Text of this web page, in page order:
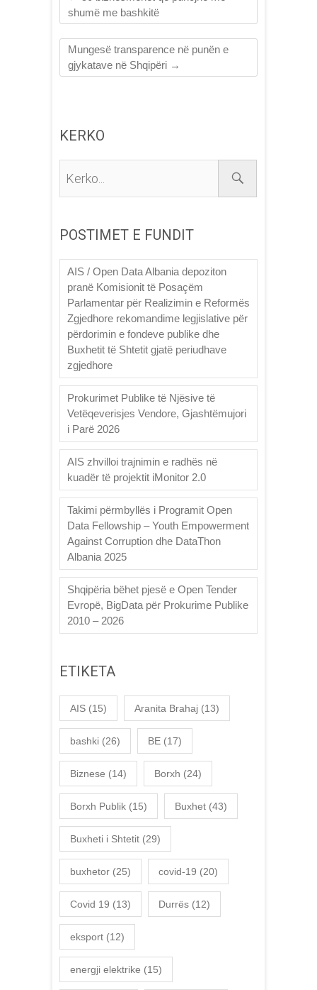
shumë me bashkitë
Mungesë transparence në punën e
gjykatave në Shqipëri →
KERKO
POSTIMET E FUNDIT
AIS / Open Data Albania depoziton
pranë Komisionit të Posaçëm
Parlamentar për Realizimin e Reformës
Zgjedhore rekomandime legjislative për
përdorimin e fondeve publike dhe
Buxhetit të Shtetit gjatë periudhave
zgjedhore
Prokurimet Publike të Njësive të
Vetëqeverisjes Vendore, Gjashtëmujori
i Parë 2026
AIS zhvilloi trajnimin e radhës në
kuadër të projektit iMonitor 2.0
Takimi përmbyllës i Programit Open
Data Fellowship – Youth Empowerment
Against Corruption dhe DataThon
Albania 2025
Shqipëria bëhet pjesë e Open Tender
Evropë, BigData për Prokurime Publike
2010 – 2026
ETIKETA
AIS (15) Aranita Brahaj (13)
bashki (26) BE (17)
Biznese (14) Borxh (24)
Borxh Publik (15) Buxhet (43)
Buxheti i Shtetit (29)
buxhetor (25) covid-19 (20)
Covid 19 (13) Durrës (12)
eksport (12)
energji elektrike (15)